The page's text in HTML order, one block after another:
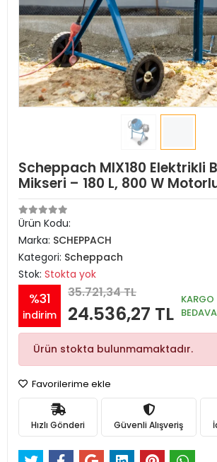
Scheppach MIX180 Elektrikli
Mikseri – 180 L, 800 W
Ürün Kodu:
Marka: SCHEPPACH
Kategori: Scheppach
Stok: Stokta yok
%31
indirim
35.721,34 TL
24.536,27 TL
KARGO
BEDAVA
Ürün stokta bulunmamaktadır.
Favorilerime ekle
Hızlı Gönderi Güvenli Alışveriş